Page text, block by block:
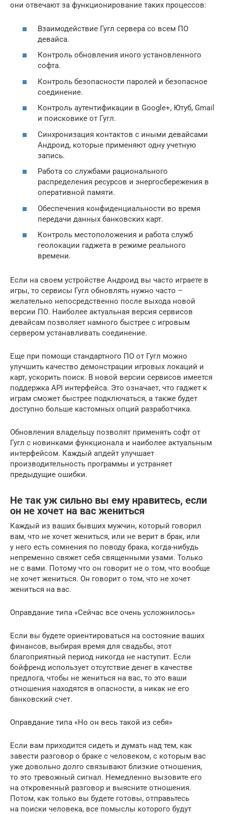
они отвечают за функционирование таких процессов:
Взаимодействие Гугл сервера со всем ПО
девайса.
Контроль обновления иного установленного
софта.
Контроль безопасности паролей и безопасное
соединение.
Контроль аутентификации в Google+, Ютуб, Gmail
и поисковике от Гугл.
Синхронизация контактов с иными девайсами
Андроид, которые применяют одну учетную
запись.
Работа со службами рационального
распределения ресурсов и энергосбережения в
оперативной памяти.
Обеспечения конфиденциальности во время
передачи данных банковских карт.
Контроль местоположения и работа служб
геолокации гаджета в режиме реального
времени.
Если на своем устройстве Андроид вы часто играете в
игры, то сервисы Гугл обновлять нужно часто –
желательно непосредственно после выхода новой
версии ПО. Наиболее актуальная версия сервисов
девайсам позволяет намного быстрее с игровым
сервером устанавливать соединение.
Еще при помощи стандартного ПО от Гугл можно
улучшить качество демонстрации игровых локаций и
карт, ускорить поиск. В новой версии сервисов имеется
поддержка API интерфейса. Это означает, что гаджет к
играм сможет быстрее подключаться, а также будет
доступно больше кастомных опций разработчика.
Обновления владельцу позволят применять софт от
Гугл с новинками функционала и наиболее актуальным
интерфейсом. Каждый апдейт улучшает
производительность программы и устраняет
предыдущие ошибки.
Не так уж сильно вы ему нравитесь, если
он не хочет на вас жениться
Каждый из ваших бывших мужчин, который говорил
вам, что не хочет жениться, или не верит в брак, или
у него есть сомнения по поводу брака, когда-нибудь
непременно свяжет себя священными узами. Только
не с вами. Потому что он говорит не о том, что вообще
не хочет жениться. Он говорит о том, что не хочет
жениться на вас.
Оправдание типа «Сейчас все очень усложнилось»
Если вы будете ориентироваться на состояние ваших
финансов, выбирая время для свадьбы, этот
благоприятный период никогда не наступит. Если
бойфренд использует отсутствие денег в качестве
предлога, чтобы не жениться на вас, то это ваши
отношения находятся в опасности, а никак не его
банковский счет.
Оправдание типа «Но он весь такой из себя»
Если вам приходится сидеть и думать над тем, как
завести разговор о браке с человеком, с которым вас
уже довольно долго связывают близкие отношения,
то это тревожный сигнал. Немедленно вызовите его
на откровенный разговор и выясните отношения.
Потом, как только вы будете готовы, отправьтесь
на поиски человека, все помыслы которого будут